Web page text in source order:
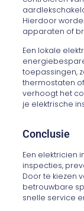
Hierdoor
apparaten of
Een lokale
toepassingen,
thermostaten
verhoogt het
je elektrische
Conclusie
Een elektricien
inspecties,
Door te kiezen
betrouwbare
snelle service